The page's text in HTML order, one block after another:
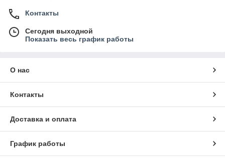
Контакты
Сегодня выходной
Показать весь график работы
О нас
Контакты
Доставка и оплата
График работы